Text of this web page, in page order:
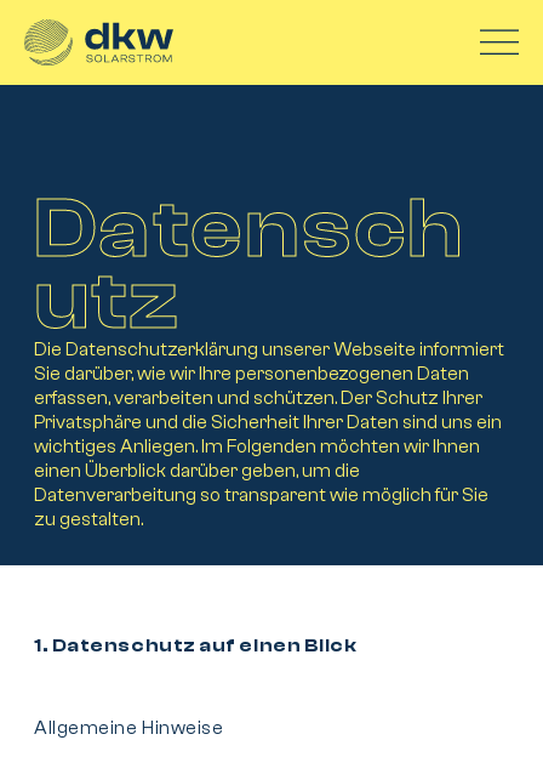
springen
Datensch
utz
Die Datenschutzerklärung unserer Webseite informiert
Sie darüber, wie wir Ihre personenbezogenen Daten
erfassen, verarbeiten und schützen. Der Schutz Ihrer
Privatsphäre und die Sicherheit Ihrer Daten sind uns ein
wichtiges Anliegen. Im Folgenden möchten wir Ihnen
einen Überblick darüber geben, um die
Datenverarbeitung so transparent wie möglich für Sie
zu gestalten.
1. Datenschutz auf einen Blick
Allgemeine Hinweise